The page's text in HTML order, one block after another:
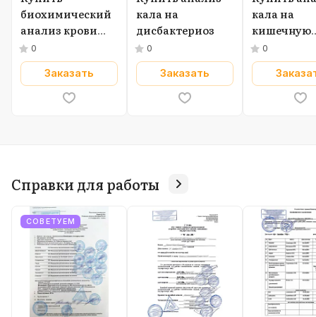
биохимический
анализ крови
(форма 228/у)
0
Заказать
кала на
дисбактериоз
0
Заказать
кала на
кишечную
группу
0
Справки для работы
СОВЕТУЕМ